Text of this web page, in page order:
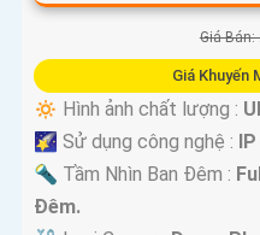
Giá Bán:
Giá Khuyến
🔅 Hình ảnh chất lượng :
🌠 Sử dụng công nghệ :
🔦 Tầm Nhìn Ban Đêm :
Ðêm.